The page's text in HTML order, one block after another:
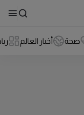
صحة أخبار العالم